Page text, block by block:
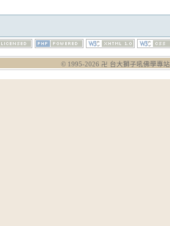
© 1995-2026 卍 台大獅子吼佛學專站